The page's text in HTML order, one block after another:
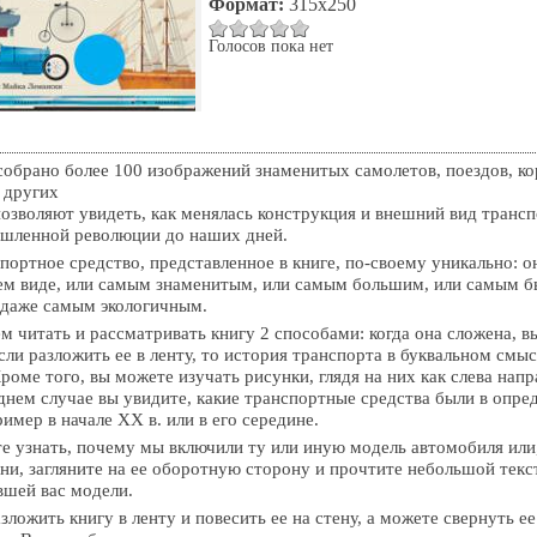
Формат: 315х250
Голосов пока нет
более 100 изображений знаменитых самолетов, поездов,
увидеть, как менялась конструкция и внешний вид
революции до наших дней.
средство, представленное в книге, по-своему уникально:
виде, или самым знаменитым, или самым большим, или самым
самым экологичным.
читать и рассматривать книгу 2 способами: когда она сложена,
разложить ее в ленту, то история транспорта в буквальном
того, вы можете изучать рисунки, глядя на них как слева
случае вы увидите, какие транспортные средства были в
в начале XX в. или в его середине.
узнать, почему мы включили ту или иную модель автомобиля
загляните на ее оборотную сторону и прочтите небольшой
вас модели.
книгу в ленту и повесить ее на стену, а можете свернуть